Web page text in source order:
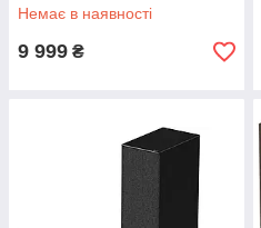
Немає в наявності
9 999 ₴